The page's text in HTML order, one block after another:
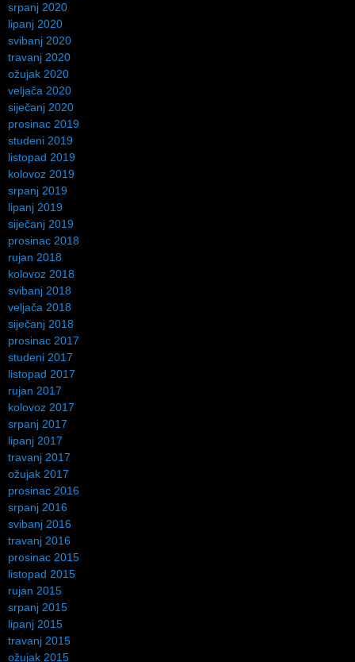
srpanj 2020
lipanj 2020
svibanj 2020
travanj 2020
ožujak 2020
veljača 2020
siječanj 2020
prosinac 2019
studeni 2019
listopad 2019
kolovoz 2019
srpanj 2019
lipanj 2019
siječanj 2019
prosinac 2018
rujan 2018
kolovoz 2018
svibanj 2018
veljača 2018
siječanj 2018
prosinac 2017
studeni 2017
listopad 2017
rujan 2017
kolovoz 2017
srpanj 2017
lipanj 2017
travanj 2017
ožujak 2017
prosinac 2016
srpanj 2016
svibanj 2016
travanj 2016
prosinac 2015
listopad 2015
rujan 2015
srpanj 2015
lipanj 2015
travanj 2015
ožujak 2015